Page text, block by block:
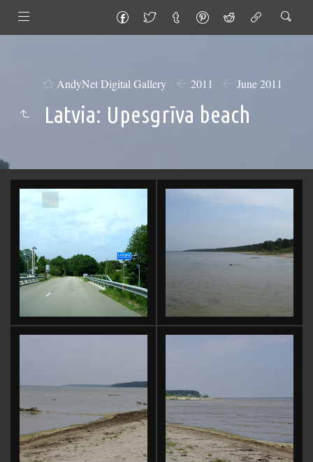
AndyNet Digital Gallery 2011 June 2011
Latvia: Upesgrīva beach